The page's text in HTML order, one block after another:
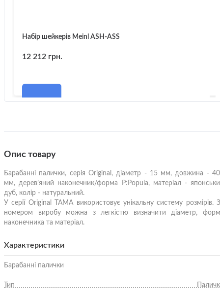
Набір шейкерів Meinl ASH-ASS
12 212 грн.
Опис товару
Барабанні палички, серія Original, діаметр - 15 мм, довжина -
мм, дерев’яний наконечник/форма P:Popula, матеріал -
дуб, колір - натуральний.
У серії Original ТАМА використовує унікальну систему розмірів.
номером виробу можна з легкістю визначити діаметр,
наконечника та матеріал.
Характеристики
Барабанні палички
Тип